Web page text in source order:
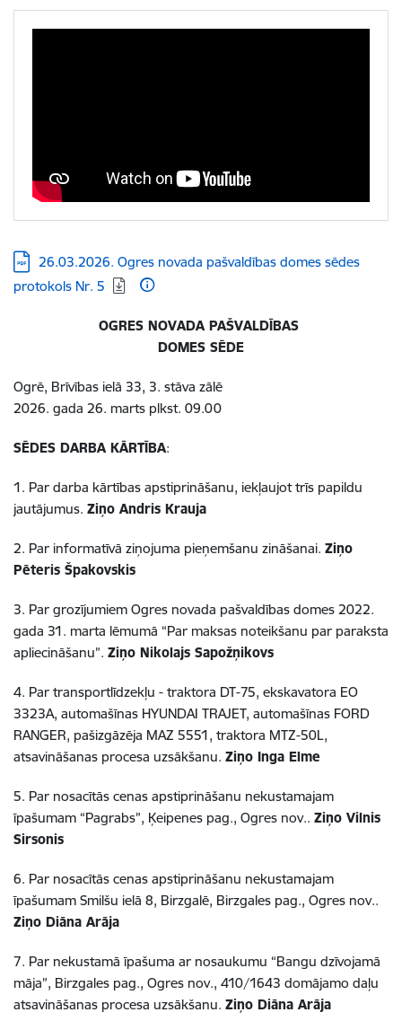
Lejupielādēt:
26.03.2026. Ogres novada pašvaldības domes sēdes
protokols Nr. 5
OGRES NOVADA PAŠVALDĪBAS
DOMES SĒDE
Ogrē, Brīvības ielā 33, 3. stāva zālē
2026. gada 26. marts plkst. 09.00
SĒDES DARBA KĀRTĪBA:
1. Par darba kārtības apstiprināšanu, iekļaujot trīs papildu
jautājumus. Ziņo Andris Krauja
2. Par informatīvā ziņojuma pieņemšanu zināšanai. Ziņo
Pēteris Špakovskis
3. Par grozījumiem Ogres novada pašvaldības domes 2022.
gada 31. marta lēmumā “Par maksas noteikšanu par paraksta
apliecināšanu”. Ziņo Nikolajs Sapožņikovs
4. Par transportlīdzekļu - traktora DT-75, ekskavatora EO
3323A, automašīnas HYUNDAI TRAJET, automašīnas FORD
RANGER, pašizgāzēja MAZ 5551, traktora MTZ-50L,
atsavināšanas procesa uzsākšanu. Ziņo Inga Elme
5. Par nosacītās cenas apstiprināšanu nekustamajam
īpašumam “Pagrabs”, Ķeipenes pag., Ogres nov.. Ziņo Vilnis
Sirsonis
6. Par nosacītās cenas apstiprināšanu nekustamajam
īpašumam Smilšu ielā 8, Birzgalē, Birzgales pag., Ogres nov..
Ziņo Diāna Arāja
7. Par nekustamā īpašuma ar nosaukumu “Bangu dzīvojamā
māja”, Birzgales pag., Ogres nov., 410/1643 domājamo daļu
atsavināšanas procesa uzsākšanu. Ziņo Diāna Arāja